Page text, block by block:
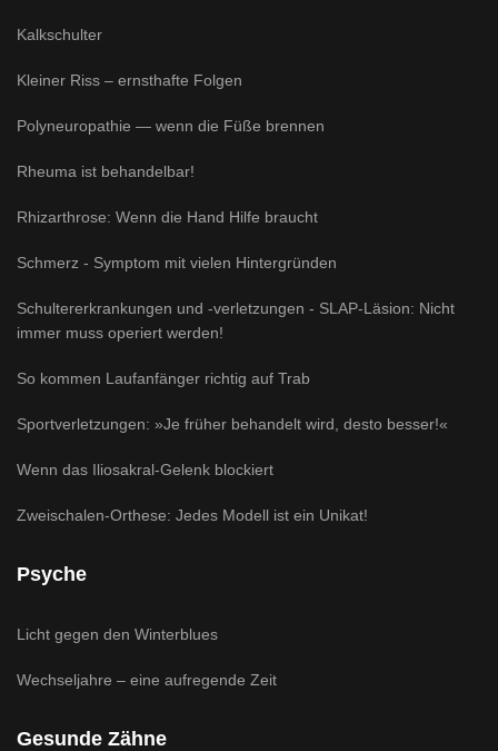
Kalkschulter
Kleiner Riss – ernsthafte Folgen
Polyneuropathie — wenn die Füße brennen
Rheuma ist behandelbar!
Rhizarthrose: Wenn die Hand Hilfe braucht
Schmerz - Symptom mit vielen Hintergründen
Schultererkrankungen und -verletzungen - SLAP-Läsion: Nicht
immer muss operiert werden!
So kommen Laufanfänger richtig auf Trab
Sportverletzungen: »Je früher behandelt wird, desto besser!«
Wenn das Iliosakral-Gelenk blockiert
Zweischalen-Orthese: Jedes Modell ist ein Unikat!
Psyche
Licht gegen den Winterblues
Wechseljahre – eine aufregende Zeit
Gesunde Zähne